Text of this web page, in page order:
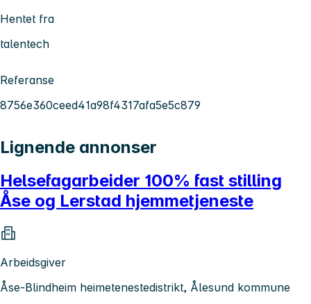
Hentet fra
talentech
Referanse
8756e360ceed41a98f4317afa5e5c879
Lignende annonser
Helsefagarbeider 100% fast stilling
Åse og Lerstad hjemmetjeneste
Arbeidsgiver
Åse-Blindheim heimetenestedistrikt, Ålesund kommune